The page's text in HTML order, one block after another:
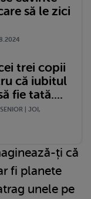
să le zici
trei copii
că iubitul
fie tată....
| JOI,
ți că
fi planete
unele pe